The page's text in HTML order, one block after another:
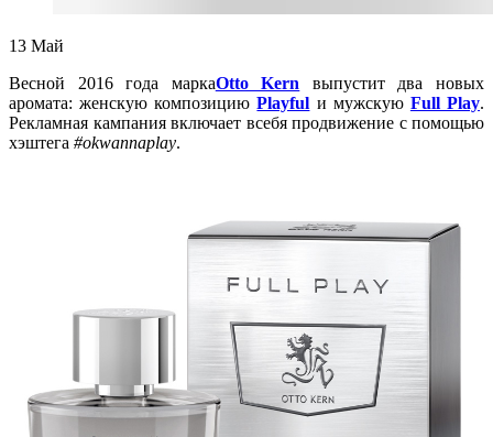
13 Май
Весной 2016 года маркаOtto Kern выпустит два новых
аромата: женскую композициюPlayful и мужскую Full Play.
Рекламная кампания включает всебя продвижение с помощью
хэштега #okwannaplay.